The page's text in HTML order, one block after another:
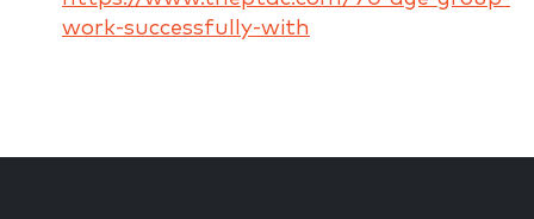
work-successfully-with